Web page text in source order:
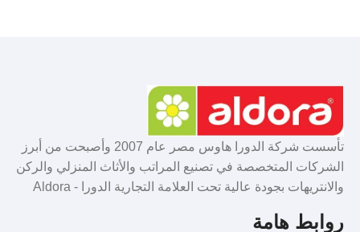
تأسست شركة الدورا هاوس مصر عام 2007 وأصبحت من أبرز
الشركات المتخصصة في تصنيع المراتب والأثاث المنزلي والركن
والانتريهات بجودة عالية تحت العلامة التجارية الدورا - Aldora
روابط هامة